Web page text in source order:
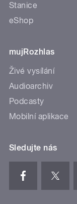
Stanice
eShop
mujRozhlas
Živé vysílání
Audioarchiv
Podcasty
Mobilní aplikace
Sledujte nás